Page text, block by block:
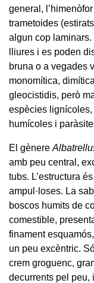
general,
trametoides
algun cop laminars.
lliures i es poden
bruna o a vegades
monomítica,
gleocistidis, però
espècies lignícoles,
humícoles i
El gènere
amb peu central,
tubs. L’estructura
ampul·loses. La
boscos humits de
comestible,
finament
un peu excèntric.
crem groguenc,
decurrents pel peu,